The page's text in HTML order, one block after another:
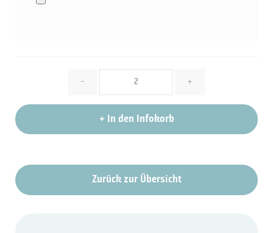
- +
+ In den Infokorb
Zurück zur Übersicht